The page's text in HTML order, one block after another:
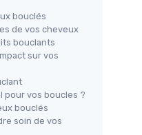
bouclés
de vos cheveux
bouclants
sur vos
pour vos boucles ?
bouclés
soin de vos